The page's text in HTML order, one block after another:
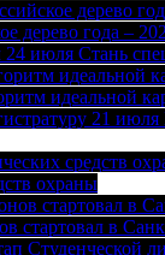
дерево года –
24 июля Стань
идеальной
21 июля
охраны
стартовал в